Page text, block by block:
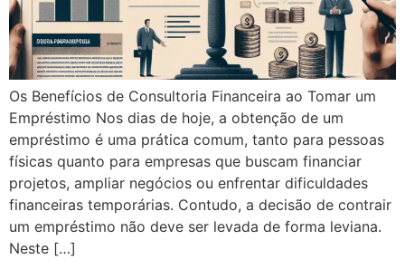
Os Benefícios de Consultoria Financeira ao Tomar um
Empréstimo Nos dias de hoje, a obtenção de um
empréstimo é uma prática comum, tanto para pessoas
físicas quanto para empresas que buscam financiar
projetos, ampliar negócios ou enfrentar dificuldades
financeiras temporárias. Contudo, a decisão de contrair
um empréstimo não deve ser levada de forma leviana.
Neste […]